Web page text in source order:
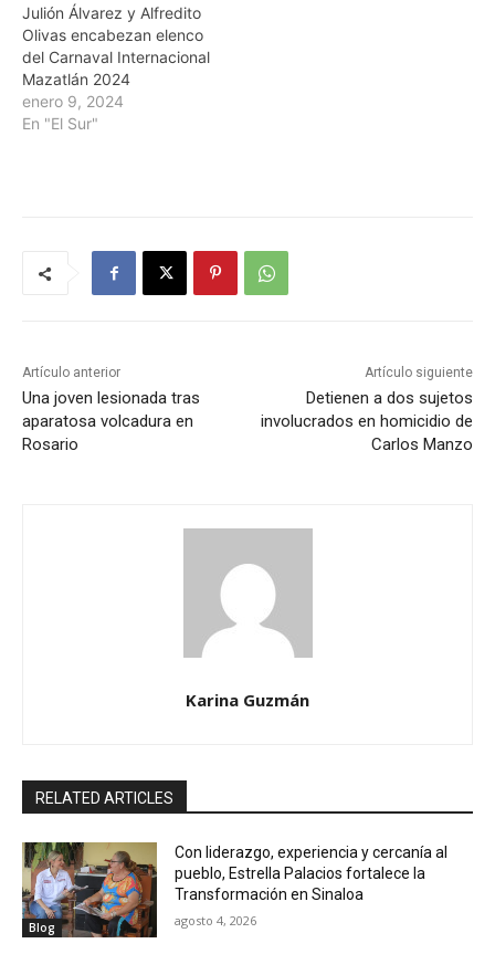
Julión Álvarez y Alfredito
Olivas encabezan elenco
del Carnaval Internacional
Mazatlán 2024
enero 9, 2024
En "El Sur"
Artículo anterior
Una joven lesionada tras
aparatosa volcadura en
Rosario
Artículo siguiente
Detienen a dos sujetos
involucrados en homicidio de
Carlos Manzo
Karina Guzmán
RELATED ARTICLES
Blog
Con liderazgo, experiencia y cercanía al
pueblo, Estrella Palacios fortalece la
Transformación en Sinaloa
agosto 4, 2026